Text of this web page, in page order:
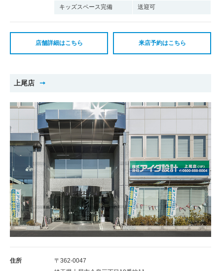
キッズスペース完備 送迎可
店舗詳細はこちら 来店予約はこちら
上尾店
住所
〒362-0047